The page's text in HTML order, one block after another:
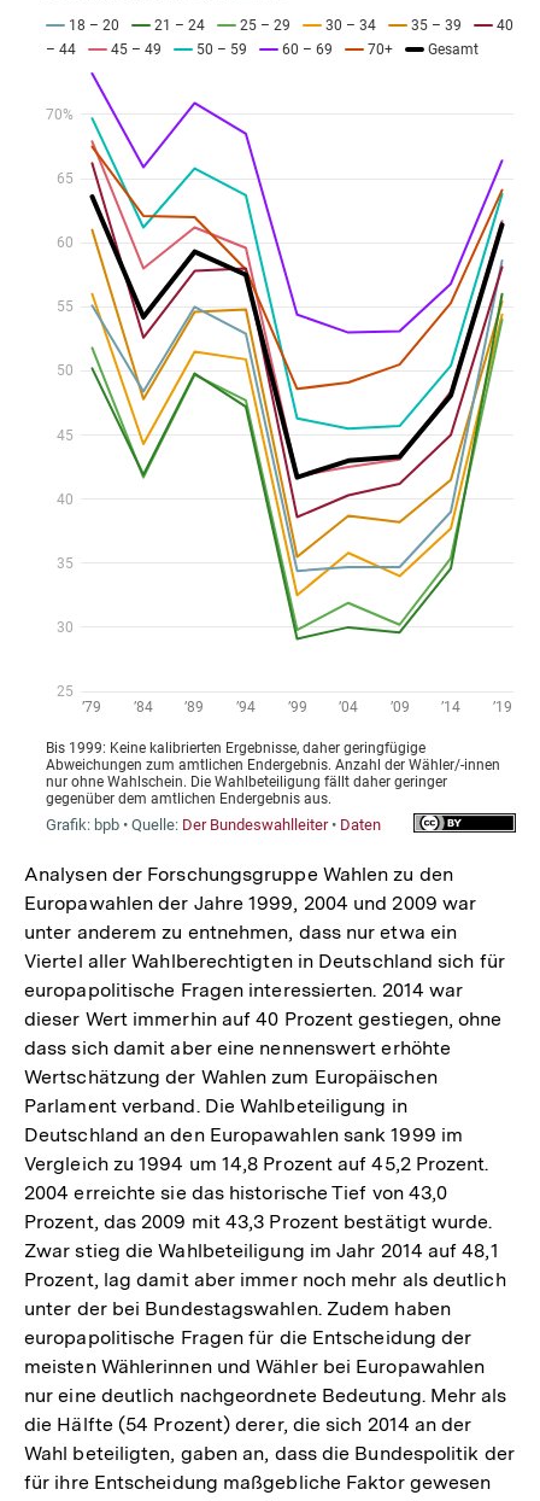
Analysen der Forschungsgruppe Wahlen zu den
Europawahlen der Jahre 1999, 2004 und 2009 war
unter anderem zu entnehmen, dass nur etwa ein
Viertel aller Wahlberechtigten in Deutschland sich für
europapolitische Fragen interessierten. 2014 war
dieser Wert immerhin auf 40 Prozent gestiegen, ohne
dass sich damit aber eine nennenswert erhöhte
Wertschätzung der Wahlen zum Europäischen
Parlament verband. Die Wahlbeteiligung in
Deutschland an den Europawahlen sank 1999 im
Vergleich zu 1994 um 14,8 Prozent auf 45,2 Prozent.
2004 erreichte sie das historische Tief von 43,0
Prozent, das 2009 mit 43,3 Prozent bestätigt wurde.
Zwar stieg die Wahlbeteiligung im Jahr 2014 auf 48,1
Prozent, lag damit aber immer noch mehr als deutlich
unter der bei Bundestagswahlen. Zudem haben
europapolitische Fragen für die Entscheidung der
meisten Wählerinnen und Wähler bei Europawahlen
nur eine deutlich nachgeordnete Bedeutung. Mehr als
die Hälfte (54 Prozent) derer, die sich 2014 an der
Wahl beteiligten, gaben an, dass die Bundespolitik der
für ihre Entscheidung maßgebliche Faktor gewesen